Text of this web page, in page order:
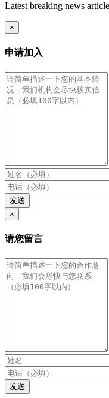
Latest breaking news
×
申请加入
发送
×
请您留言
发送